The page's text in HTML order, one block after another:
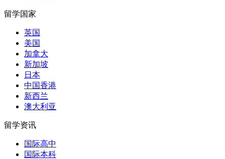
留学国家
英国
美国
加拿大
新加坡
日本
中国香港
新西兰
澳大利亚
留学资讯
国际高中
国际本科